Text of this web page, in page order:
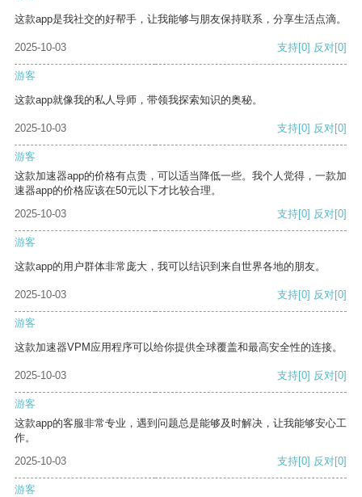
这款app是我社交的好帮手，让我能够与朋友保持联系，分享生活点滴。
2025-10-03 支持[0] 反对[0]
游客
这款app就像我的私人导师，带领我探索知识的奥秘。
2025-10-03 支持[0] 反对[0]
游客
这款加速器app的价格有点贵，可以适当降低一些。我个人觉得，一款加
速器app的价格应该在50元以下才比较合理。
2025-10-03
支持[0] 反对[0]
游客
这款app的用户群体非常庞大，我可以结识到来自世界各地的朋友。
2025-10-03 支持[0] 反对[0]
游客
这款加速器VPM应用程序可以给你提供全球覆盖和最高安全性的连接。
2025-10-03 支持[0] 反对[0]
游客
这款app的客服非常专业，遇到问题总是能够及时解决，让我能够安心工
作。
2025-10-03
支持[0] 反对[0]
游客